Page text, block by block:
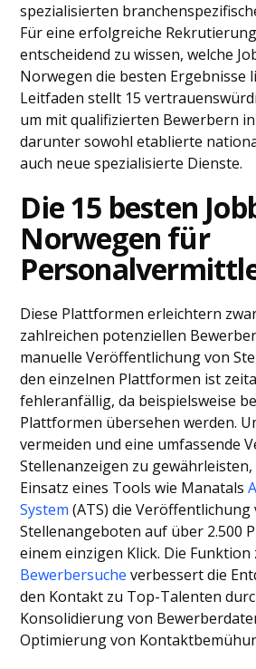
spezialisierten
Für eine erfolgreiche
entscheidend zu wissen, welche
Norwegen die besten Ergebnisse
Leitfaden stellt 15
um mit qualifizierten Bewerbern
darunter sowohl etablierte
auch neue spezialisierte Dienste.
Die 15 besten
Norwegen für
Diese Plattformen erleichtern
zahlreichen potenziellen
manuelle Veröffentlichung von
den einzelnen Plattformen ist
fehleranfällig, da beispielsweise
Plattformen übersehen werden.
vermeiden und eine umfassende
Stellenanzeigen zu
Einsatz eines Tools wie Manatals
System (ATS) die Veröffentlichung
Stellenangeboten auf über 2.500
einem einzigen Klick. Die Funktion
Bewerbersuche verbessert die
den Kontakt zu Top-Talenten
Konsolidierung von
Optimierung von